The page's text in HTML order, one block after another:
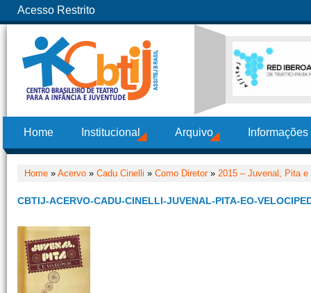
Acesso Restrito
Home Institucional Arquivo
Home » Acervo » Cadu Cinelli » Como Diretor» 2015 – Juvenal, Pita e
CBTIJ-ACERVO-CADU-CINELLI-JUVENAL-PITA-EO-